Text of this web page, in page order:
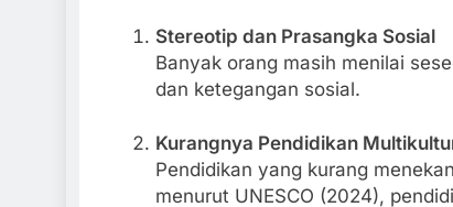
Stereotip dan Prasangka Sosial
Banyak orang masih menilai
dan ketegangan sosial.
Kurangnya Pendidikan
Pendidikan yang kurang
menurut UNESCO (2024),